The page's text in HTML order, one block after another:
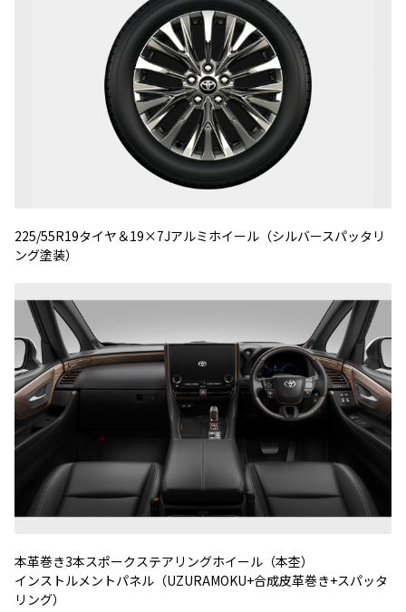
225/55R19タイヤ＆19×7Jアルミホイール（シルバースパッタリ
ング塗装）
本革巻き3本スポークステアリングホイール（本杢）
インストルメントパネル（UZURAMOKU+合成皮革巻き+スパッタ
リング）